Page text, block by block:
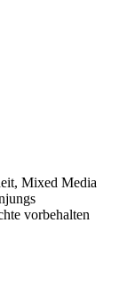
Mixed Media
vorbehalten